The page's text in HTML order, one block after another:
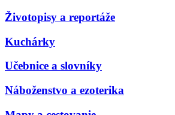
Životopisy a reportáže
Kuchárky
Učebnice a slovníky
Náboženstvo a ezoterika